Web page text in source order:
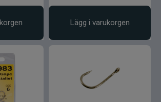
Lägg i varukorgen